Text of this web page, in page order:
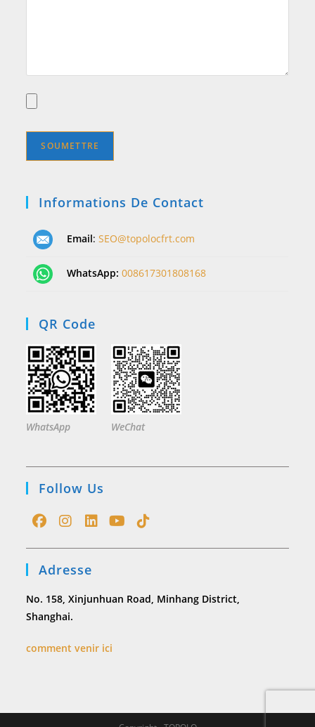
Informations De Contact
Email:SEO@topolocfrt.com
WhatsApp:008617301808168
QR Code
WhatsApp WeChat
Follow Us
new
tab
a
new
tab
a
new
new new
Adresse
No. 158, Xinjunhuan Road, Minhang District,
Shanghai.
comment venir ici